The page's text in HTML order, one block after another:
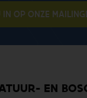
IN OP ONZE
EN